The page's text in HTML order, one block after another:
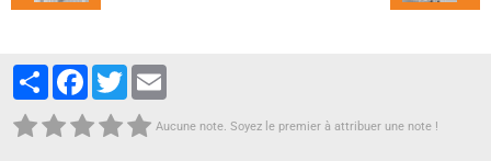
PartagerFacebook
Twitter
Aucune note. Soyez le premier à attribuer une note !